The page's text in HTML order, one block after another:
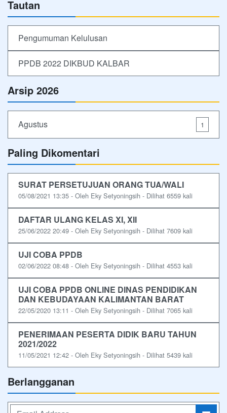
Tautan
Pengumuman Kelulusan
PPDB 2022 DIKBUD KALBAR
Arsip 2026
Agustus 1
Paling Dikomentari
SURAT PERSETUJUAN ORANG TUA/WALI
05/08/2021 13:35 - Oleh Eky Setyoningsih - Dilihat 6559 kali
DAFTAR ULANG KELAS XI, XII
25/06/2022 20:49 - Oleh Eky Setyoningsih - Dilihat 7609 kali
UJI COBA PPDB
02/06/2022 08:48 - Oleh Eky Setyoningsih - Dilihat 4553 kali
UJI COBA PPDB ONLINE DINAS PENDIDIKAN
DAN KEBUDAYAAN KALIMANTAN BARAT
22/05/2020 13:11 - Oleh Eky Setyoningsih - Dilihat 7065 kali
PENERIMAAN PESERTA DIDIK BARU TAHUN
2021/2022
11/05/2021 12:42 - Oleh Eky Setyoningsih - Dilihat 5439 kali
Berlangganan